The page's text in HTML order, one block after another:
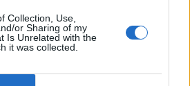
Collection, Use,
or Sharing of my
Is Unrelated with the
it was collected.